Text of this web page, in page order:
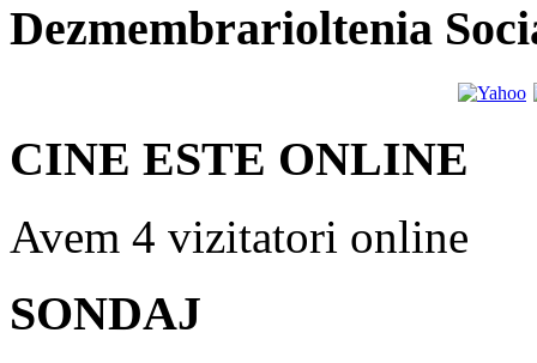
Dezmembrarioltenia
CINE ESTE ONLINE
Avem 4 vizitatori online
SONDAJ